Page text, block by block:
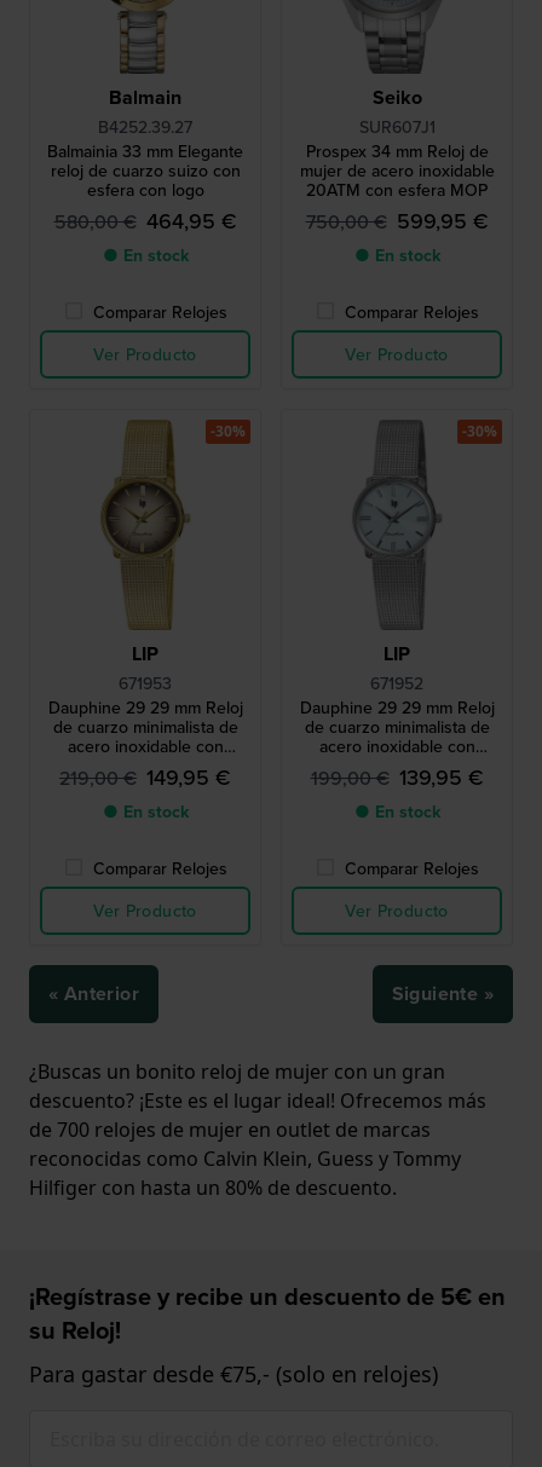
Balmain
B4252.39.27
Balmainia 33 mm Elegante
reloj de cuarzo suizo con
esfera con logo
580,00 € 464,95 €
● En stock
Comparar Relojes
Ver Producto
Seiko
SUR607J1
Prospex 34 mm Reloj de
mujer de acero inoxidable
20ATM con esfera MOP
750,00 € 599,95 €
● En stock
Comparar Relojes
Ver Producto
LIP
671953
Dauphine 29 29 mm Reloj
de cuarzo minimalista de
acero inoxidable con
movimiento suizo
219,00 € 149,95 €
● En stock
Comparar Relojes
Ver Producto
-30%
LIP
671952
Dauphine 29 29 mm Reloj
de cuarzo minimalista de
acero inoxidable con
movimiento suizo
199,00 € 139,95 €
● En stock
Comparar Relojes
Ver Producto
-30%
« Anterior Siguiente »
¿Buscas un bonito reloj de mujer con un gran
descuento? ¡Este es el lugar ideal! Ofrecemos más
de 700 relojes de mujer en outlet de marcas
reconocidas como Calvin Klein, Guess y Tommy
Hilfiger con hasta un 80% de descuento.
¡Regístrase y recibe un descuento de 5€ en
su Reloj!
Para gastar desde €75,- (solo en relojes)